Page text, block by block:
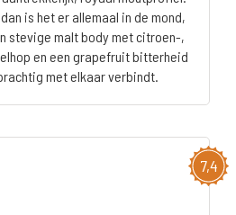
is het er allemaal in de mond,
stevige malt body met citroen-,
en een grapefruit bitterheid
met elkaar verbindt.
7,4